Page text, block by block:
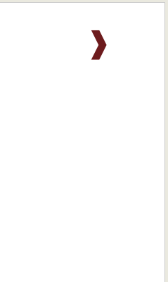
❱